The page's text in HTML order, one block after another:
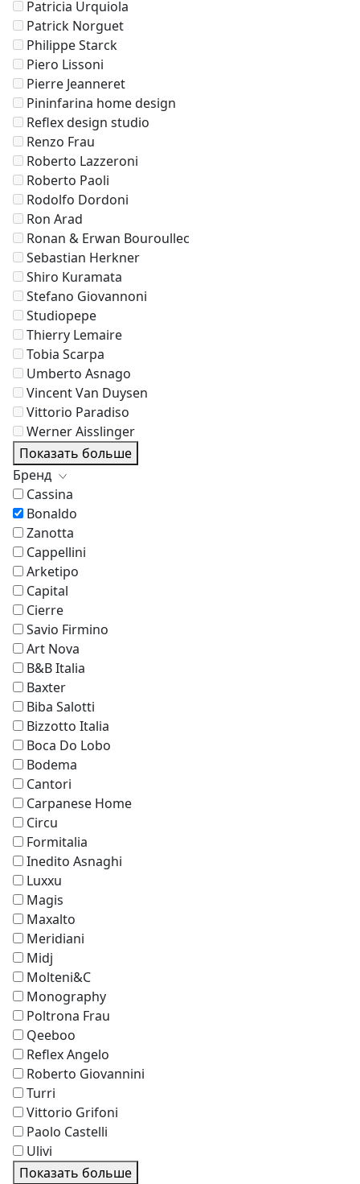
Patricia Urquiola
Patrick Norguet
Philippe Starck
Piero Lissoni
Pierre Jeanneret
Pininfarina home design
Reflex design studio
Renzo Frau
Roberto Lazzeroni
Roberto Paoli
Rodolfo Dordoni
Ron Arad
Ronan & Erwan Bouroullec
Sebastian Herkner
Shiro Kuramata
Stefano Giovannoni
Studiopepe
Thierry Lemaire
Tobia Scarpa
Umberto Asnago
Vincent Van Duysen
Vittorio Paradiso
Werner Aisslinger
Показать больше
Бренд
Cassina
Bonaldo
Zanotta
Cappellini
Arketipo
Capital
Cierre
Savio Firmino
Art Nova
B&B Italia
Baxter
Biba Salotti
Bizzotto Italia
Boca Do Lobo
Bodema
Cantori
Carpanese Home
Circu
Formitalia
Inedito Asnaghi
Luxxu
Magis
Maxalto
Meridiani
Midj
Molteni&C
Monography
Poltrona Frau
Qeeboo
Reflex Angelo
Roberto Giovannini
Turri
Vittorio Grifoni
Paolo Castelli
Ulivi
Показать больше